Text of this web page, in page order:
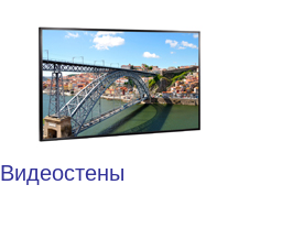
Видеостены